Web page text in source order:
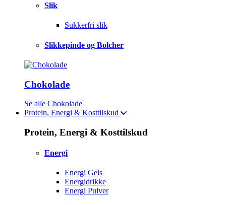
Slik
Sukkerfri slik
Slikkepinde og Bolcher
Chokolade
Se alle Chokolade
Protein, Energi & Kosttilskud
Protein, Energi & Kosttilskud
Energi
Energi Gels
Energidrikke
Energi Pulver